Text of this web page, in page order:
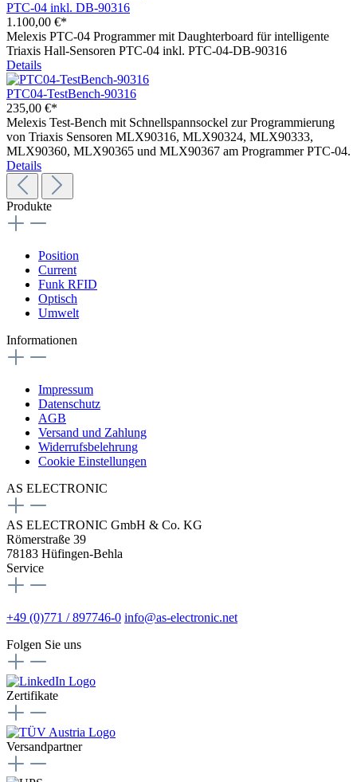
PTC-04 inkl. DB-90316
1.100,00 €*
Melexis PTC-04 Programmer mit Daughterboard für intelligente
Triaxis Hall-Sensoren PTC-04 inkl. PTC-04-DB-90316
Details
PTC04-TestBench-90316
235,00 €*
Melexis Test-Bench mit Schnellspannsockel zur Programmierung
von Triaxis Sensoren MLX90316, MLX90324, MLX90333,
MLX90360, MLX90365 und MLX90367 am Programmer PTC-04.
Details
Produkte
Position
Current
Funk RFID
Optisch
Umwelt
Informationen
Impressum
Datenschutz
AGB
Versand und Zahlung
Widerrufsbelehrung
Cookie Einstellungen
AS ELECTRONIC
AS ELECTRONIC GmbH & Co. KG
Römerstraße 39
78183 Hüfingen-Behla
Service
+49 (0)771 / 897746-0 info@as-electronic.net
Folgen Sie uns
Zertifikate
Versandpartner